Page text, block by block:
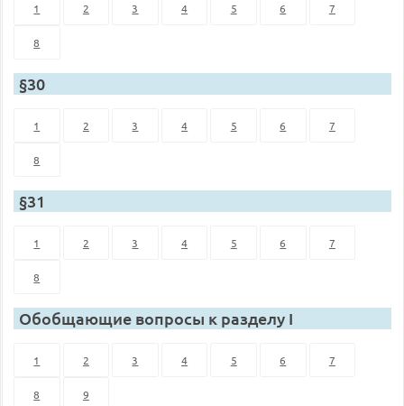
1 2 3 4 5 6 7
8
§30
1 2 3 4 5 6 7
8
§31
1 2 3 4 5 6 7
8
Обобщающие вопросы к разделу I
1 2 3 4 5 6 7
8 9